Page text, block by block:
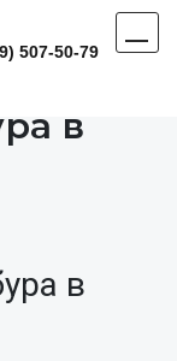
507-50-79
в
в